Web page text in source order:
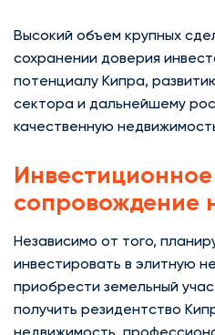
Высокий объем крупных
сохранении доверия
потенциалу Кипра,
сектора и дальнейшему
качественную
Инвестиционное
сопровождение
Независимо от того,
инвестировать в элитную
приобрести земельный
получить резидентство